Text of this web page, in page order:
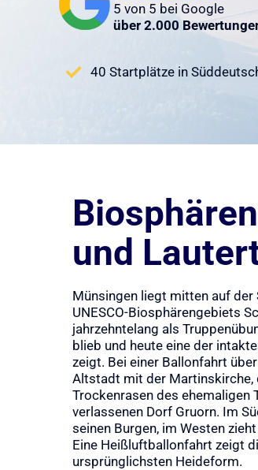
5 von 5 bei Google
über 2.000
40 Startplätze in
und
Münsingen liegt mitten auf der
UNESCO-Biosphärengebiets
jahrzehntelang als
blieb und heute eine der
zeigt. Bei einer Ballonfahrt
Altstadt mit der Martinskirche,
Trockenrasen des
verlassenen Dorf Gruorn. Im
seinen Burgen, im Westen
Eine Heißluftballonfahrt zeigt
ursprünglichsten Heideform.